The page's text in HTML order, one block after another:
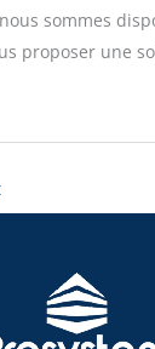
sommes
proposer une